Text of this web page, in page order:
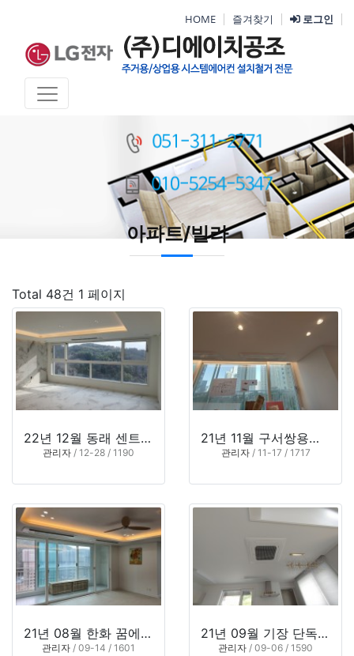
HOME 즐겨찾기 로그인
아파트/빌라
Total 48건 1 페이지
22년 12월 동래 센트럴파크하이츠 (부산 동래구 명륜동)
관리자 / 12-28 / 1190
21년 11월 구서쌍용예가 2단지 (부산 금정구 구서동)
관리자/ 11-17 / 1717
21년 08월 한화 꿈에그린 114동 (부산 해운대구 반여동)
관리자 / 09-14 / 1601
21년 09월 기장 단독주택 (부산 기장군 장안읍)
관리자 / 09-06 / 1590